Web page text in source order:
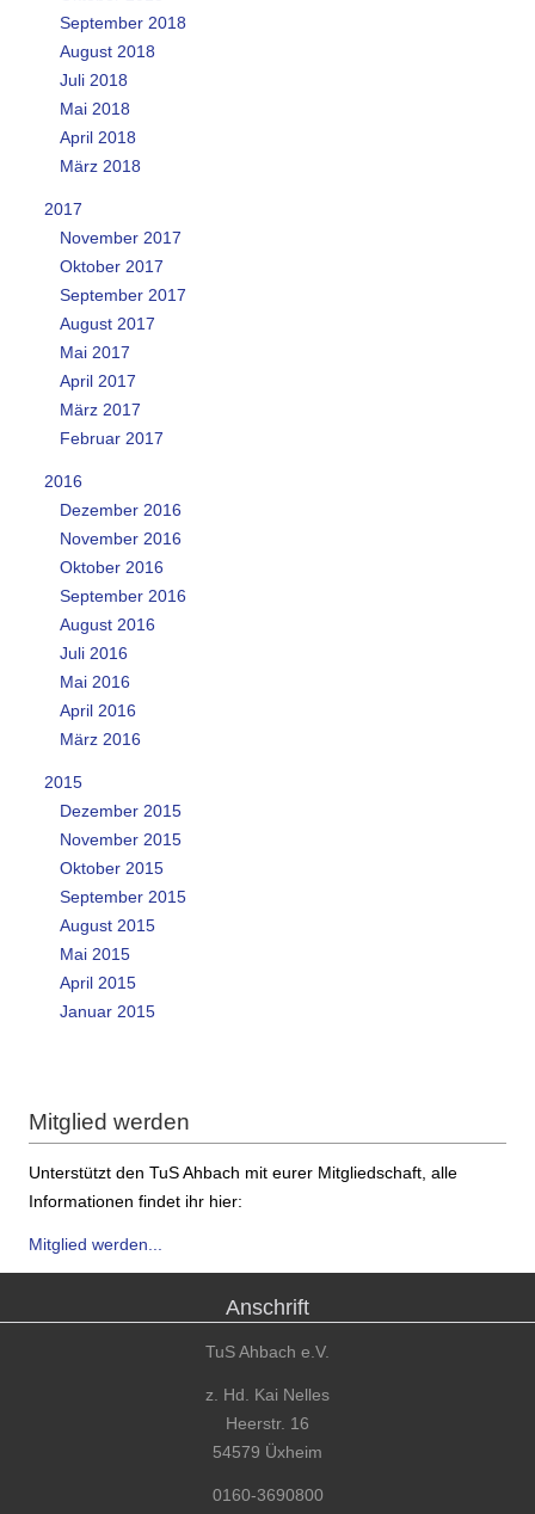
September 2018
August 2018
Juli 2018
Mai 2018
April 2018
März 2018
2017
November 2017
Oktober 2017
September 2017
August 2017
Mai 2017
April 2017
März 2017
Februar 2017
2016
Dezember 2016
November 2016
Oktober 2016
September 2016
August 2016
Juli 2016
Mai 2016
April 2016
März 2016
2015
Dezember 2015
November 2015
Oktober 2015
September 2015
August 2015
Mai 2015
April 2015
Januar 2015
Mitglied werden
Unterstützt den TuS Ahbach mit eurer Mitgliedschaft, alle
Informationen findet ihr hier:
Mitglied werden...
Anschrift
TuS Ahbach e.V.
z. Hd. Kai Nelles
Heerstr. 16
54579 Üxheim
0160-3690800